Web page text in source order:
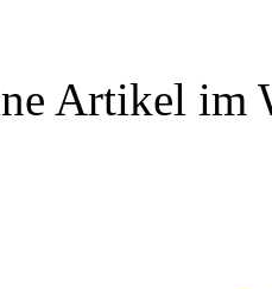
Artikel im